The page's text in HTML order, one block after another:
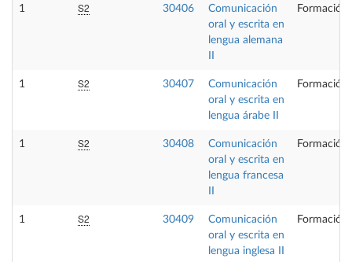
1 S2 30406
Comunicación
oral y escrita en
lengua alemana
Formación
1 S2 30407
Comunicación
oral y escrita en
lengua árabe II
Formación
1 S2 30408
Comunicación
oral y escrita en
lengua francesa
Formación
1 S2 30409
Comunicación
oral y escrita en
lengua inglesa II
Formación